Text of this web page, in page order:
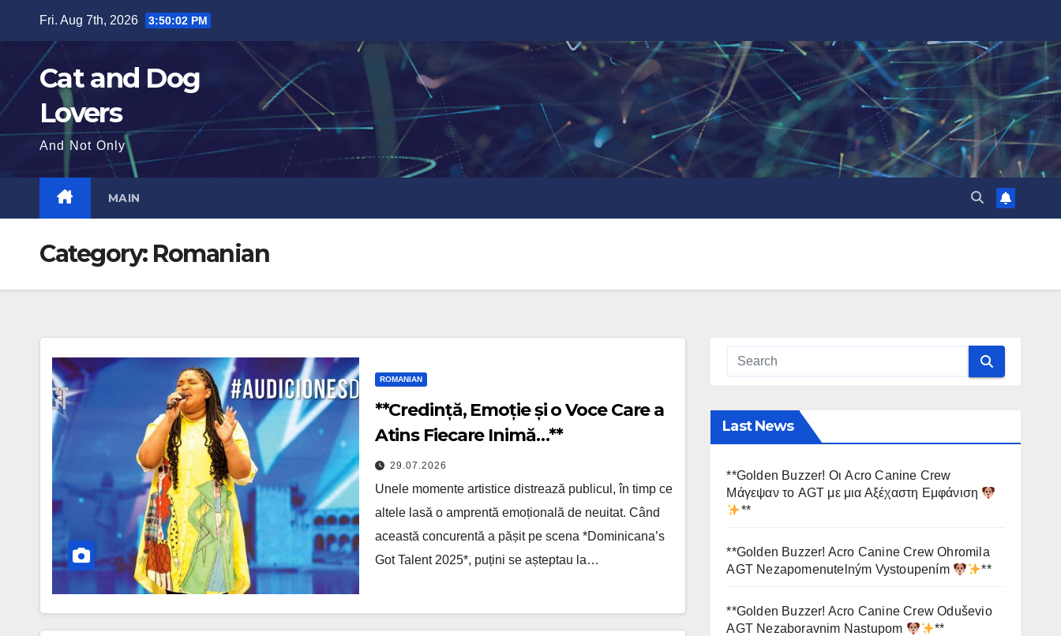
content
Fri. Aug 7th, 2026 3:50:03 PM
Cat and Dog
Lovers
And Not Only
MAIN
Category: Romanian
ROMANIAN
**Credință, Emoție și o Voce Care a
Atins Fiecare Inimă…**
29.07.2026
Unele momente artistice distrează publicul, în timp ce
altele lasă o amprentă emoțională de neuitat. Când
această concurentă a pășit pe scena *Dominicana’s
Got Talent 2025*, puțini se așteptau la…
Last News
**Golden Buzzer! Οι Acro Canine Crew
Μάγεψαν το AGT με μια Αξέχαστη Εμφάνιση
**
**Golden Buzzer! Acro Canine Crew Ohromila
AGT Nezapomenutelným Vystoupením
**
**Golden Buzzer! Acro Canine Crew Oduševio
AGT Nezaboravnim Nastupom
**